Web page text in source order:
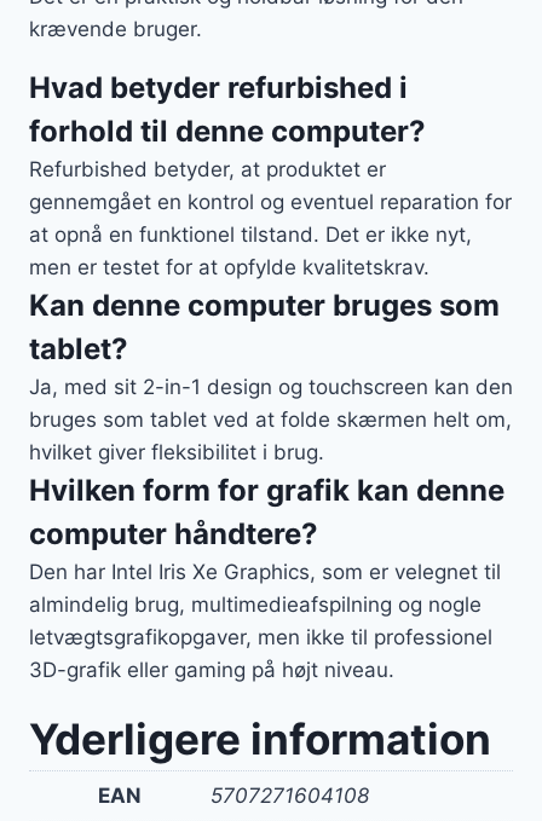
krævende bruger.
Hvad betyder refurbished i
forhold til denne computer?
Refurbished betyder, at produktet er
gennemgået en kontrol og eventuel reparation for
at opnå en funktionel tilstand. Det er ikke nyt,
men er testet for at opfylde kvalitetskrav.
Kan denne computer bruges som
tablet?
Ja, med sit 2-in-1 design og touchscreen kan den
bruges som tablet ved at folde skærmen helt om,
hvilket giver fleksibilitet i brug.
Hvilken form for grafik kan denne
computer håndtere?
Den har Intel Iris Xe Graphics, som er velegnet til
almindelig brug, multimedieafspilning og nogle
letvægtsgrafikopgaver, men ikke til professionel
3D-grafik eller gaming på højt niveau.
Yderligere information
EAN 5707271604108